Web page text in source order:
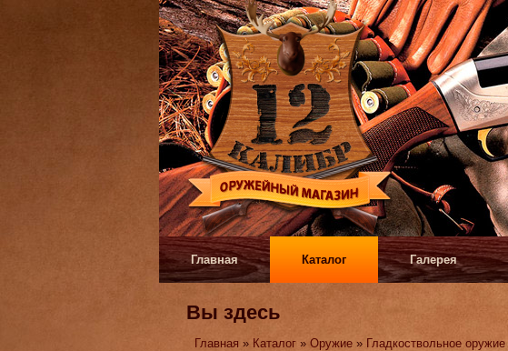
Главная Каталог Галерея
Вы здесь
Главная » Каталог »Оружие » Гладкоствольное оружие